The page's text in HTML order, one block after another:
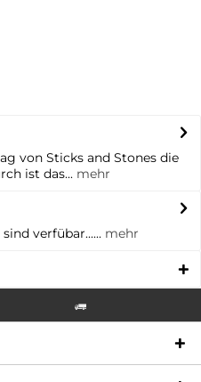
von Sticks and Stones die
ist das... mehr
verfübar...... mehr